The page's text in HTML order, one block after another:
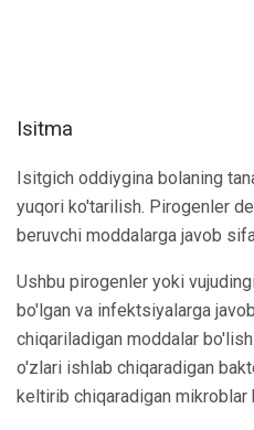
Isitma
Isitgich oddiygina bolaning
yuqori ko'tarilish. Pirogenler
beruvchi moddalarga javob
Ushbu pirogenler yoki
bo'lgan va infektsiyalarga
chiqariladigan moddalar
o'zlari ishlab chiqaradigan
keltirib chiqaradigan mikroblar